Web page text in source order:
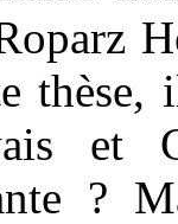
thèse,
et
?